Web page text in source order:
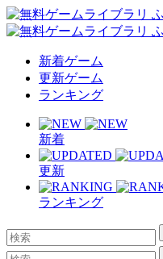
新着ゲーム
更新ゲーム
ランキング
新着
更新
ランキング